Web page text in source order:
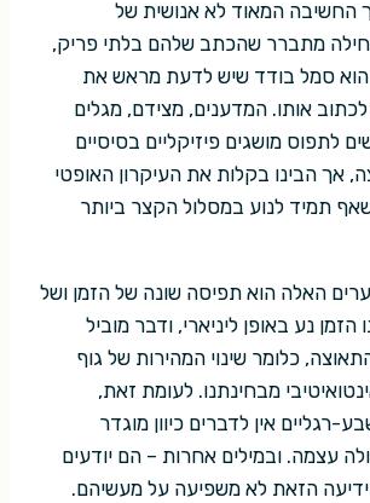
החשיבה המאוד לא אנושית של
מתברר שהכתב שלהם בלתי פריק,
סמל בודד שיש לדעת מראש את
אותו. המדענים, מצידם, מגלים
לתפוס מושגים פיזיקליים בסיסיים
אך הבינו בקלות את העיקרון האופטי
תמיד לנוע במסלול הקצר ביותר
האלה הוא תפיסה שונה של הזמן ושל
הזמן נע באופן ליניארי, ודבר מוביל
כלומר שינוי המהירות של גוף
מבחינתנו. לעומת זאת,
רגליים אין לדברים כיוון מוגדר
עצמה. ובמילים אחרות – הם יודעים
הזאת לא משפיעה על מעשיהם.